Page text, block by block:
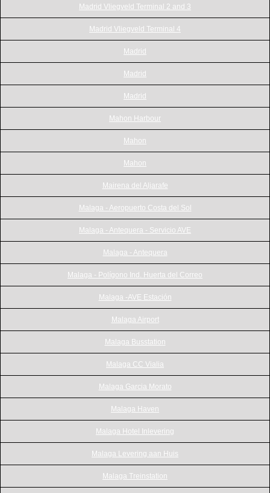
Madrid Vliegveld Terminal 2 and 3
Madrid Vliegveld Terminal 4
Madrid
Madrid
Madrid
Mahon Harbour
Mahon
Mahon
Mairena del Aljarafe
Malaga - Aeropuerto Costa del Sol
Malaga - Antequera - Servicio AVE
Malaga - Antequera
Malaga - Polígono Ind. Huerta del Correo
Malaga -AVE Estación
Malaga Airport
Malaga Busstation
Malaga CC Vialia
Malaga Garcia Morato
Malaga Haven
Malaga Hotel Inlevering
Malaga Levering aan Huis
Malaga Treinstation